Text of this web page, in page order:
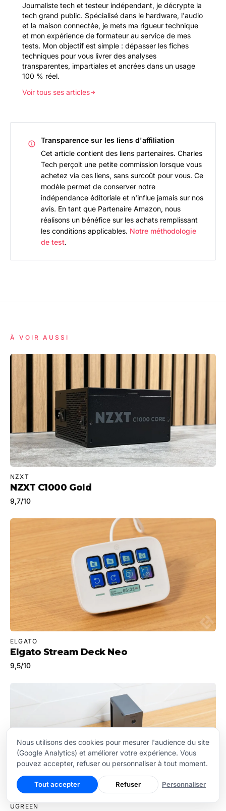
Journaliste tech et testeur indépendant, je décrypte la
tech grand public. Spécialisé dans le hardware, l'audio
et la maison connectée, je mets ma rigueur technique
et mon expérience de formateur au service de mes
tests. Mon objectif est simple : dépasser les fiches
techniques pour vous livrer des analyses
transparentes, impartiales et ancrées dans un usage
100 % réel.
Voir tous ses articles
Transparence sur les liens d'affiliation
Cet article contient des liens partenaires. Charles
Tech perçoit une petite commission lorsque vous
achetez via ces liens, sans surcoût pour vous. Ce
modèle permet de conserver notre
indépendance éditoriale et n'influe jamais sur nos
avis. En tant que Partenaire Amazon, nous
réalisons un bénéfice sur les achats remplissant
les conditions applicables. Notre méthodologie
de test.
À VOIR AUSSI
NZXT
NZXT C1000 Gold
9,7/10
ELGATO
Elgato Stream Deck Neo
9,5/10
UGREEN
Nous utilisons des cookies pour mesurer l'audience du site
(Google Analytics) et améliorer votre expérience. Vous
pouvez accepter, refuser ou personnaliser à tout moment.
Tout accepter Refuser Personnaliser